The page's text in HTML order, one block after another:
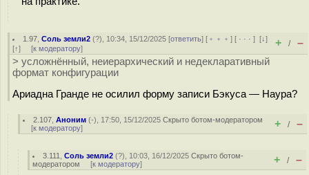
1.97 ,Соль земли2 (?), 10:34, 15/12/2025 [ответить] [ ﹢﹢﹢] [ · · ·][↓]
[↑] [к модератору] + / –
> усложнённый, неиерархический и недекларативный
формат конфигурации
Ариадна Гранде не осилил форму записи Бэкуса — Наура?
2.107 ,Аноним (-), 17:50, 15/12/2025Скрыто ботом-модератором
[к модератору] + / –
3.111 ,Соль земли2 (?), 10:03, 16/12/2025Скрыто ботом-
модератором [к модератору] + / –